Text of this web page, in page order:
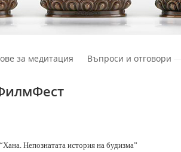
за медитация Въпроси и отговори
Непознатата история на будизма”